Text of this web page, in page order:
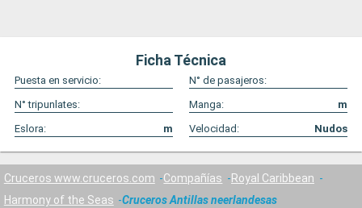
Ficha Técnica
Puesta en servicio:
N° de pasajeros:
N° tripunlates:
Manga:
m
Eslora:
m Velocidad: Nudos
Cruceros www.cruceros.com Compañías
Royal Caribbean
Harmony of the Seas
Cruceros Antillas neerlandesas